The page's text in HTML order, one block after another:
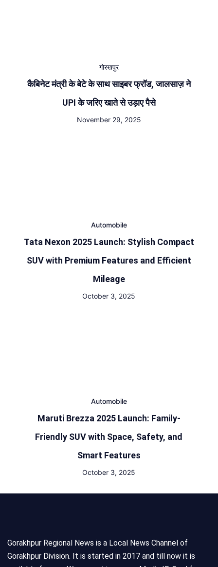
गोरखपुर
कैबिनेट मंत्री के बेटे के साथ साइबर फ्रॉड, जालसाज़ ने
UPI के जरिए खाते से उड़ाए पैसे
November 29, 2025
Automobile
Tata Nexon 2025 Launch: Stylish Compact
SUV with Premium Features and Efficient
Mileage
October 3, 2025
Automobile
Maruti Brezza 2025 Launch: Family-
Friendly SUV with Space, Safety, and
Smart Features
October 3, 2025
Gorakhpur Regional News is a Local News Channel of
Gorakhpur Division. It is started in 2017 and till now it is